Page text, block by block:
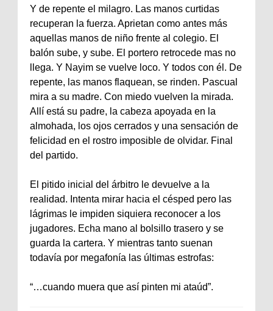
Y de repente el milagro. Las manos curtidas
recuperan la fuerza. Aprietan como antes más
aquellas manos de niño frente al colegio. El
balón sube, y sube. El portero retrocede mas no
llega. Y Nayim se vuelve loco. Y todos con él. De
repente, las manos flaquean, se rinden. Pascual
mira a su madre. Con miedo vuelven la mirada.
Allí está su padre, la cabeza apoyada en la
almohada, los ojos cerrados y una sensación de
felicidad en el rostro imposible de olvidar. Final
del partido.
El pitido inicial del árbitro le devuelve a la
realidad. Intenta mirar hacia el césped pero las
lágrimas le impiden siquiera reconocer a los
jugadores. Echa mano al bolsillo trasero y se
guarda la cartera. Y mientras tanto suenan
todavía por megafonía las últimas estrofas:
“…cuando muera que así pinten mi ataúd”.